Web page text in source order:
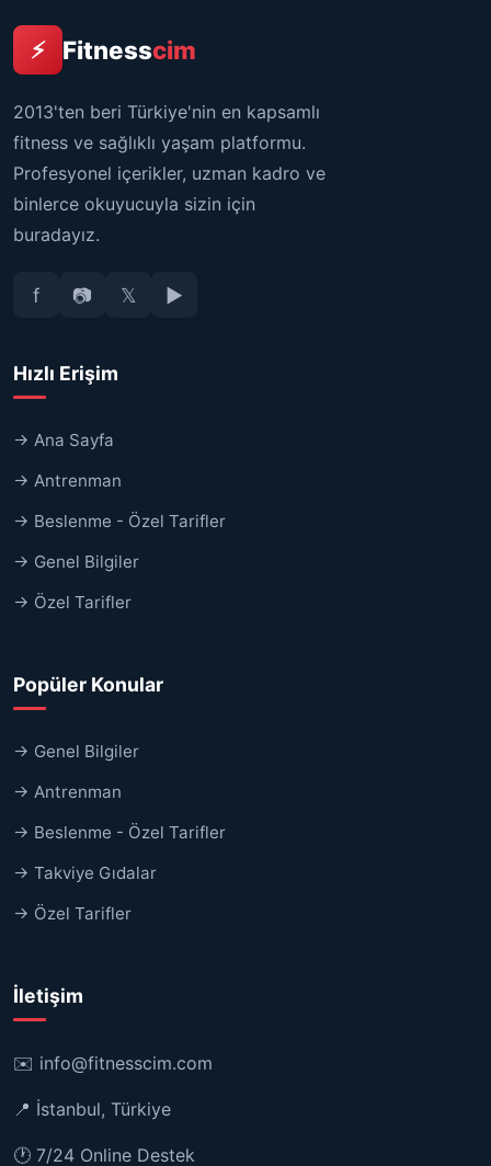
⚡ Fitnesscim
2013'ten beri Türkiye'nin en kapsamlı
fitness ve sağlıklı yaşam platformu.
Profesyonel içerikler, uzman kadro ve
binlerce okuyucuyla sizin için
buradayız.
f 📷 𝕏 ▶
Hızlı Erişim
→ Ana Sayfa
→ Antrenman
→ Beslenme - Özel Tarifler
→ Genel Bilgiler
→ Özel Tarifler
Popüler Konular
→ Genel Bilgiler
→ Antrenman
→ Beslenme - Özel Tarifler
→ Takviye Gıdalar
→ Özel Tarifler
İletişim
✉️ info@fitnesscim.com
📍 İstanbul, Türkiye
🕐 7/24 Online Destek